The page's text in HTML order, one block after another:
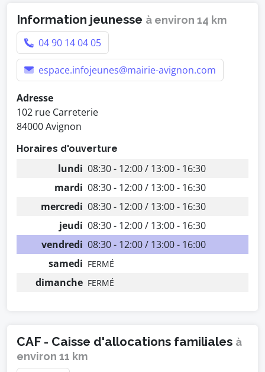
Information jeunesse à environ 14 km
04 90 14 04 05
espace.infojeunes@mairie-avignon.com
Adresse
102 rue Carreterie
84000 Avignon
Horaires d'ouverture
lundi 08:30 - 12:00 / 13:00 - 16:30
mardi 08:30 - 12:00 / 13:00 - 16:30
mercredi 08:30 - 12:00 / 13:00 - 16:30
jeudi 08:30 - 12:00 / 13:00 - 16:30
vendredi 08:30 - 12:00 / 13:00 - 16:00
samedi FERMÉ
dimanche FERMÉ
CAF - Caisse d'allocations familiales à
environ 11 km